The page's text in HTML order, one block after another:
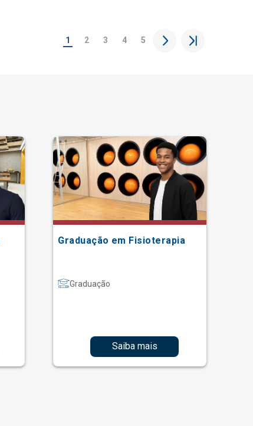
1 2 3 4 5
Graduação em Fisioterapia
Graduação
Saiba mais